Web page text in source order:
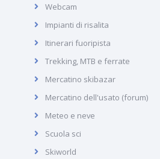
Webcam
Impianti di risalita
Itinerari fuoripista
Trekking, MTB e ferrate
Mercatino skibazar
Mercatino dell'usato (forum)
Meteo e neve
Scuola sci
Skiworld